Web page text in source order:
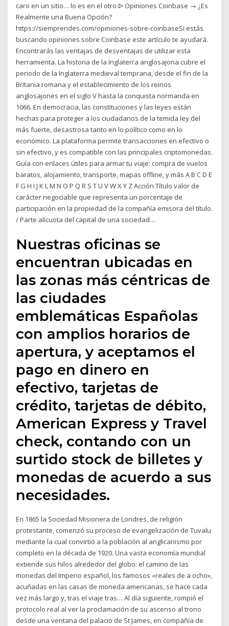
caro en un sitio… lo es en el otro:ᐅ Opiniones Coinbase → ¿Es
Realmente una Buena Opción?
https://siemprendes.com/opiniones-sobre-coinbaseSi estás
buscando opiniones sobre Coinbase este artículo te ayudará.
Encontrarás las ventajas de desventajas de utilizar esta
herramienta. La historia de la Inglaterra anglosajona cubre el
periodo de la Inglaterra medieval temprana, desde el fin de la
Britania romana y el establecimiento de los reinos
anglosajones en el siglo V hasta la conquista normanda en
1066. En democracia, las constituciones y las leyes están
hechas para proteger a los ciudadanos de la temida ley del
más fuerte, desastrosa tanto en lo político como en lo
económico. La plataforma permite transacciones en efectivo o
sin efectivo, y es compatible con las principales criptomonedas.
Guía con enlaces útiles para armar tu viaje: compra de vuelos
baratos, alojamiento, transporte, mapas offline, y más A B C D E
F G H I J K L M N O P Q R S T U V W X Y Z Acción Título valor de
carácter negociable que representa un porcentaje de
participación en la propiedad de la compañía emisora del título.
/ Parte alícuota del capital de una sociedad…
Nuestras oficinas se
encuentran ubicadas en
las zonas más céntricas de
las ciudades
emblemáticas Españolas
con amplios horarios de
apertura, y aceptamos el
pago en dinero en
efectivo, tarjetas de
crédito, tarjetas de débito,
American Express y Travel
check, contando con un
surtido stock de billetes y
monedas de acuerdo a sus
necesidades.
En 1865 la Sociedad Misionera de Londres, de religión
protestante, comenzó su proceso de evangelización de Tuvalu
mediante la cual convirtió a la población al anglicanismo por
completo en la década de 1920. Una vasta economía mundial
extiende sus hilos alrededor del globo: el camino de las
monedas del Imperio español, los famosos «reales de a ocho»,
acuñadas en las casas de moneda americanas, se hace cada
vez más largo y, tras el viaje tras… Al día siguiente, rompió el
protocolo real al ver la proclamación de su ascenso al trono
desde una ventana del palacio de St James, en compañía de